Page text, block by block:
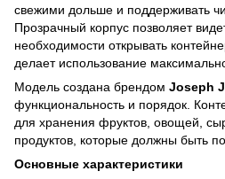
свежими дольше и поддерживать
Прозрачный корпус позволяет
необходимости открывать
делает использование
Модель создана брендом Joseph
функциональность и порядок.
для хранения фруктов, овощей,
продуктов, которые должны быть
Основные характеристики